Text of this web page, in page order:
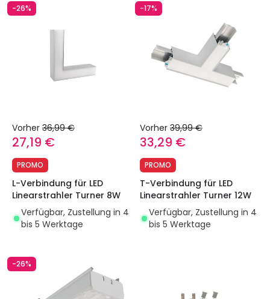
-26%
Vorher 36,99 €
27,19 €
PROMO
L-Verbindung für LED
Linearstrahler Turner 8W
Verfügbar, Zustellung in 4
bis 5 Werktage
-17%
Vorher 39,99 €
33,29 €
PROMO
T-Verbindung für LED
Linearstrahler Turner 12W
Verfügbar, Zustellung in 4
bis 5 Werktage
-26%